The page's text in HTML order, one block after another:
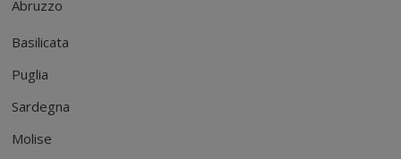
Abruzzo
Basilicata
Puglia
Sardegna
Molise